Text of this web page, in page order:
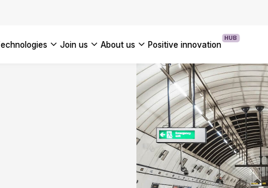
Americas
UK
France
Global
technologies join us about us positive innovation
HUB